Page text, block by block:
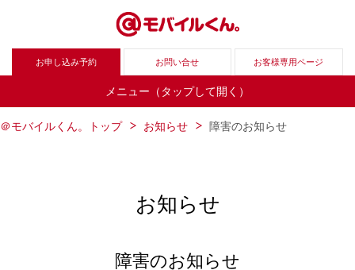
お申し込み予約 お問い合せ お客様専用ページ
メニュー（タップして開く）
＠モバイルくん。トップ お知らせ 障害のお知らせ
お知らせ
障害のお知らせ